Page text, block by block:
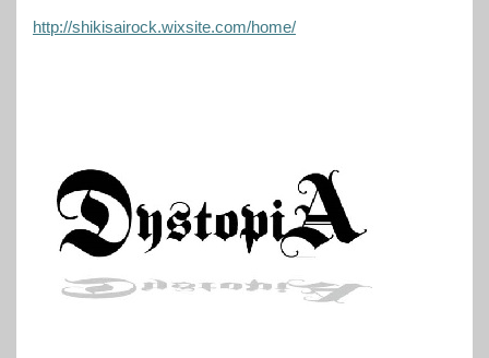
http://shikisairock.wixsite.com/home/